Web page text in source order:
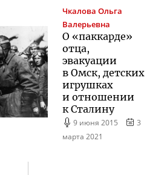
Чкалова Ольга
Валерьевна
О «паккарде»
отца,
эвакуации
в Омск, детских
игрушках
и отношении
к Сталину
9 июня 2015
3
марта 2021